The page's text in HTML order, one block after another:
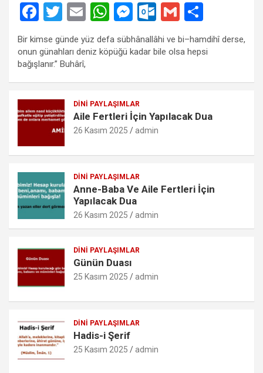
F
ce
b
o
o
k
T
wi
tt
er
E
m
ail
W
h
at
A
p
p
M
es
se
g
er
O
ut
lo
k.
o
G
m
ail
h
ar
Bir kimse günde yüz defa sübhânallâhi ve bi–hamdihî derse,
onun günahları deniz köpüğü kadar bile olsa hepsi
bağışlanır.” Buhârî,
DINI PAYLAŞIMLAR
Aile Fertleri İçin Yapılacak Dua
26 Kasım 2025 admin
DINI PAYLAŞIMLAR
Anne-Baba Ve Aile Fertleri İçin
Yapılacak Dua
26 Kasım 2025 admin
DINI PAYLAŞIMLAR
Günün Duası
25 Kasım 2025 admin
DINI PAYLAŞIMLAR
Hadis-i Şerif
25 Kasım 2025 admin